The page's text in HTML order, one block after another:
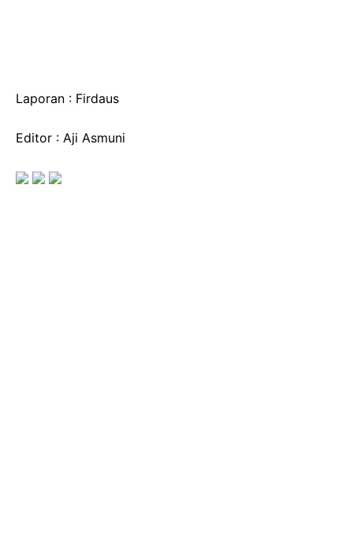
Laporan : Firdaus
Editor : Aji Asmuni